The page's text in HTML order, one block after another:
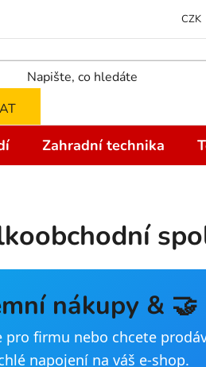
CZK
Zahradní technika
nákupy &
pro firmu nebo chcete
napojení na váš e-shop.